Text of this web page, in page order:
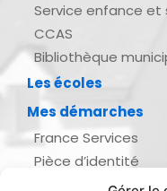
Service enfance et
CCAS
Bibliothèque
Les écoles
Mes démarches
France Services
Pièce d’identité